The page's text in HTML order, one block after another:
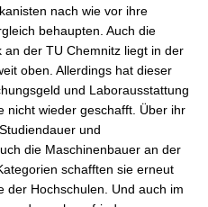
nach wie vor ihre
behaupten. Auch die
der TU Chemnitz liegt in der
oben. Allerdings hat dieser
und Laborausstattung
nicht wieder geschafft. Über ihr
und
die Maschinenbauer an der
schafften sie erneut
der Hochschulen. Und auch im